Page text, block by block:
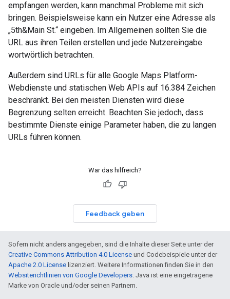
empfangen werden, kann manchmal Probleme mit sich
bringen. Beispielsweise kann ein Nutzer eine Adresse als
„5th&Main St.“ eingeben. Im Allgemeinen sollten Sie die
URL aus ihren Teilen erstellen und jede Nutzereingabe
wortwörtlich betrachten.
Außerdem sind URLs für alle Google Maps Platform-
Webdienste und statischen Web APIs auf 16.384 Zeichen
beschränkt. Bei den meisten Diensten wird diese
Begrenzung selten erreicht. Beachten Sie jedoch, dass
bestimmte Dienste einige Parameter haben, die zu langen
URLs führen können.
War das hilfreich?
Feedback geben
Sofern nicht anders angegeben, sind die Inhalte dieser Seite unter der
Creative Commons Attribution 4.0 License und Codebeispiele unter der
Apache 2.0 License lizenziert. Weitere Informationen finden Sie in den
Websiterichtlinien von Google Developers. Java ist eine eingetragene
Marke von Oracle und/oder seinen Partnern.